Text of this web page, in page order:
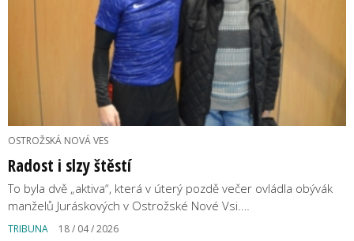
OSTROŽSKÁ NOVÁ VES
Radost i slzy štěstí
To byla dvě „aktiva“, která v úterý pozdě večer ovládla obývák
manželů Juráskových v Ostrožské Nové Vsi.…
TRIBUNA 18 / 04 / 2026